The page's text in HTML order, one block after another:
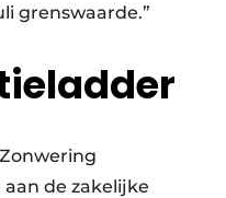
grenswaarde.”
de zakelijke